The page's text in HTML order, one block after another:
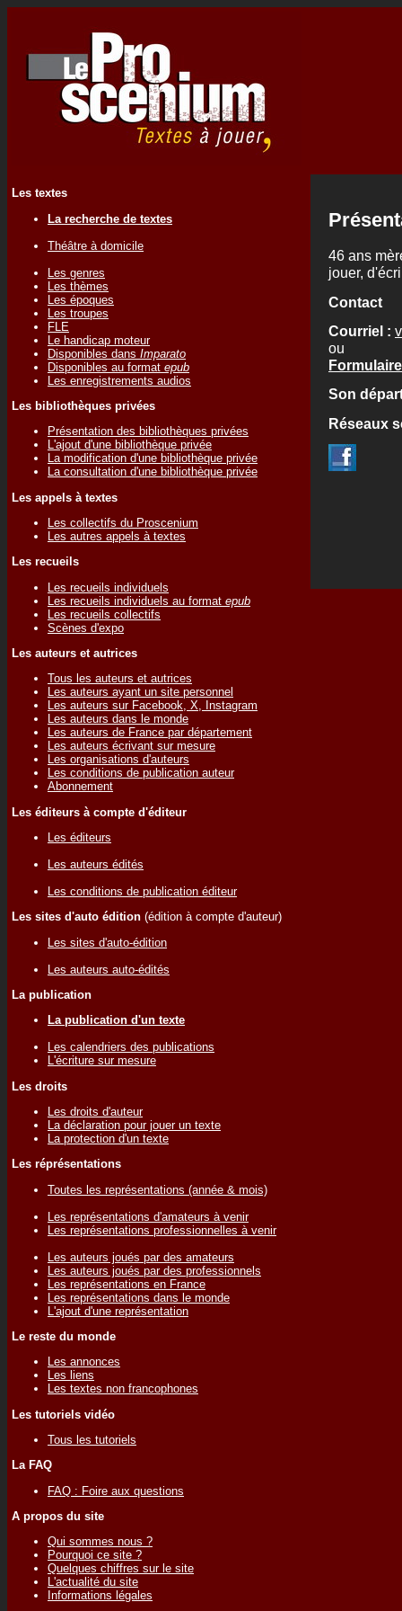
Les textes
La recherche de textes
Théâtre à domicile
Les genres
Les thèmes
Les époques
Les troupes
FLE
Le handicap moteur
Disponibles dans Imparato
Disponibles au format epub
Les enregistrements audios
Les bibliothèques privées
Présentation des bibliothèques privées
L'ajout d'une bibliothèque privée
La modification d'une bibliothèque privée
La consultation d'une bibliothèque privée
Les appels à textes
Les collectifs du Proscenium
Les autres appels à textes
Les recueils
Les recueils individuels
Les recueils individuels au format epub
Les recueils collectifs
Scènes d'expo
Les auteurs et autrices
Tous les auteurs et autrices
Les auteurs ayant un site personnel
Les auteurs sur Facebook, X, Instagram
Les auteurs dans le monde
Les auteurs de France par département
Les auteurs écrivant sur mesure
Les organisations d'auteurs
Les conditions de publication auteur
Abonnement
Les éditeurs à compte d'éditeur
Les éditeurs
Les auteurs édités
Les conditions de publication éditeur
Les sites d'auto édition (édition à compte d'auteur)
Les sites d'auto-édition
Les auteurs auto-édités
La publication
La publication d'un texte
Les calendriers des publications
L'écriture sur mesure
Les droits
Les droits d'auteur
La déclaration pour jouer un texte
La protection d'un texte
Les réprésentations
Toutes les représentations (année & mois)
Les représentations d'amateurs à venir
Les représentations professionnelles à venir
Les auteurs joués par des amateurs
Les auteurs joués par des professionnels
Les représentations en France
Les représentations dans le monde
L'ajout d'une représentation
Le reste du monde
Les annonces
Les liens
Les textes non francophones
Les tutoriels vidéo
Tous les tutoriels
La FAQ
FAQ : Foire aux questions
A propos du site
Qui sommes nous ?
Pourquoi ce site ?
Quelques chiffres sur le site
L'actualité du site
Informations légales
46 ans
jouer,
Contact
Courriel :
ou
Son
Réseaux